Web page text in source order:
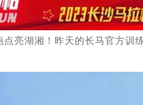
点亮湖湘！昨天的长马官方训